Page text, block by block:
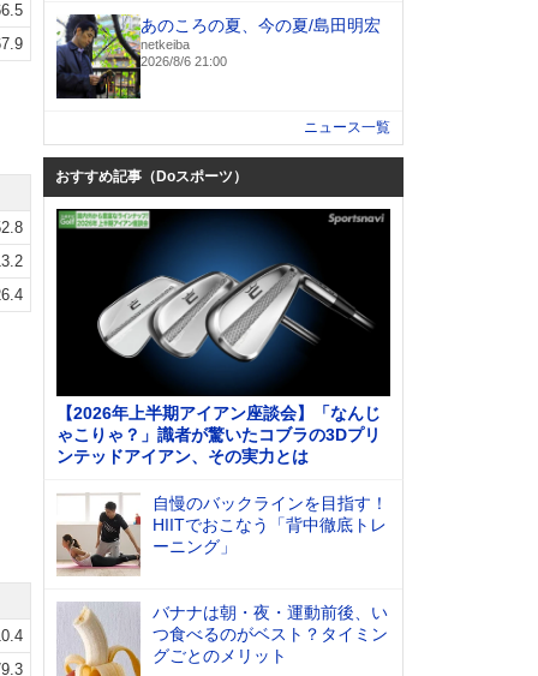
あのころの夏、今の夏/島田明宏
netkeiba
2026/8/6 21:00
ニュース一覧
おすすめ記事（Doスポーツ）
【2026年上半期アイアン座談会】「なんじ
ゃこりゃ？」識者が驚いたコブラの3Dプリ
ンテッドアイアン、その実力とは
自慢のバックラインを目指す！
HIITでおこなう「背中徹底トレ
ーニング」
バナナは朝・夜・運動前後、い
つ食べるのがベスト？タイミン
グごとのメリット